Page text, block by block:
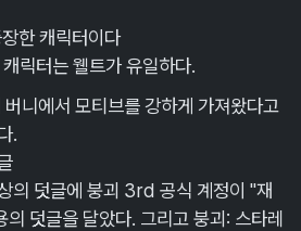
한 캐릭터이다
릭터는 웰트가 유일하다.
니에서 모티브를 강하게 가져왔다고
.
의 덧글에 붕괴 3rd 공식 계정이 "재
덧글을 달았다. 그리고 붕괴: 스타레